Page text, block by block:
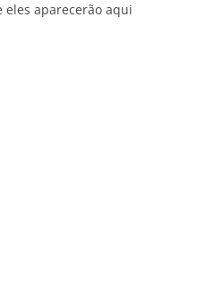
eles aparecerão aqui